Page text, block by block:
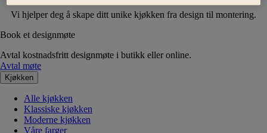
Vi hjelper deg å skape ditt unike kjøkken fra design til montering.
Book et designmøte
Avtal kostnadsfritt designmøte i butikk eller online.
Avtal møte
Kjøkken
Alle kjøkken
Klassiske kjøkken
Moderne kjøkken
Våre farger